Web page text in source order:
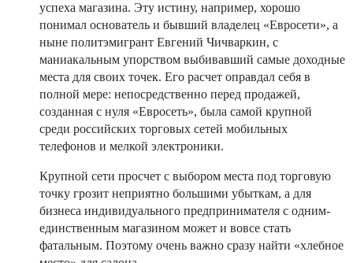
успеха магазина. Эту истину, например, хорошо
понимал основатель и бывший владелец «Евросети», а
ныне политэмигрант Евгений Чичваркин, с
маниакальным упорством выбивавший самые доходные
места для своих точек. Его расчет оправдал себя в
полной мере: непосредственно перед продажей,
созданная с нуля «Евросеть», была самой крупной
среди российских торговых сетей мобильных
телефонов и мелкой электроники.
Крупной сети просчет с выбором места под торговую
точку грозит неприятно большими убыткам, а для
бизнеса индивидуального предпринимателя с одним-
единственным магазином может и вовсе стать
фатальным. Поэтому очень важно сразу найти «хлебное